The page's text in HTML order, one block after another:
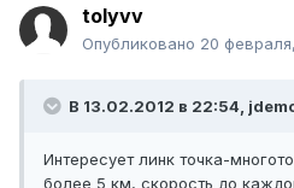
tolyvv
Опубликовано 20
В 13.02.2012 в 22:54,
Интересует линк точка-
более 5 км, скорость до